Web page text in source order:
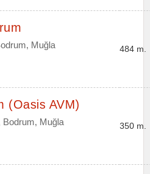
Muğla 484 m.
(Oasis AVM)
Bodrum, Muğla 350 m.